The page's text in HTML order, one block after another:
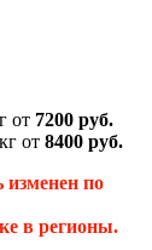
от 7200 руб.
от 8400 руб.
по
в регионы.